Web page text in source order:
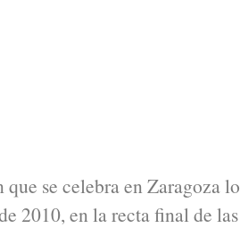
que se celebra en Zaragoza
2010, en la recta final de